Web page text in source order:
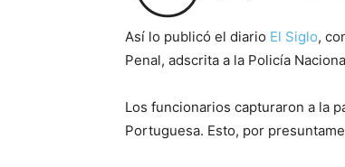
Así lo publicó el diario El Siglo,
Penal, adscrita a la Policía
Los funcionarios capturaron a la
Portuguesa. Esto, por